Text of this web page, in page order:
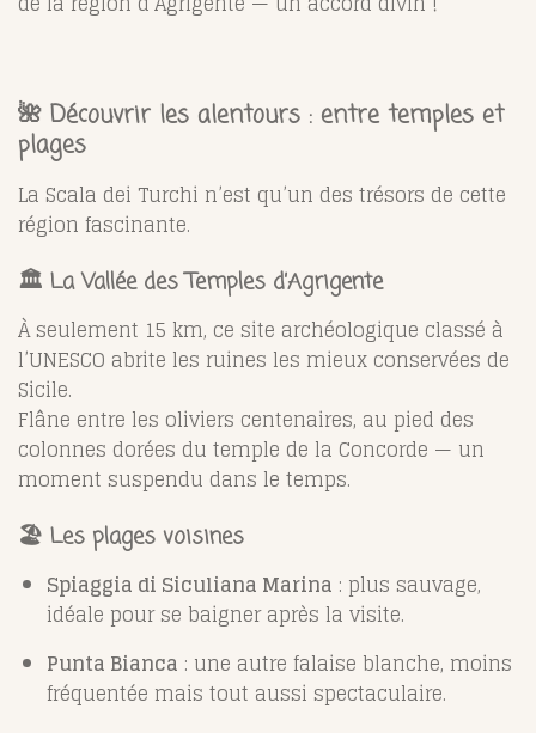
🌺 Découvrir les alentours : entre temples et
plages
La Scala dei Turchi n’est qu’un des trésors de cette
région fascinante.
🏛️ La Vallée des Temples d’Agrigente
À seulement 15 km, ce site archéologique classé à
l’UNESCO abrite les ruines les mieux conservées de
Sicile.
Flâne entre les oliviers centenaires, au pied des
colonnes dorées du temple de la Concorde — un
moment suspendu dans le temps.
🏖️ Les plages voisines
Spiaggia di Siculiana Marina : plus sauvage,
idéale pour se baigner après la visite.
Punta Bianca : une autre falaise blanche, moins
fréquentée mais tout aussi spectaculaire.